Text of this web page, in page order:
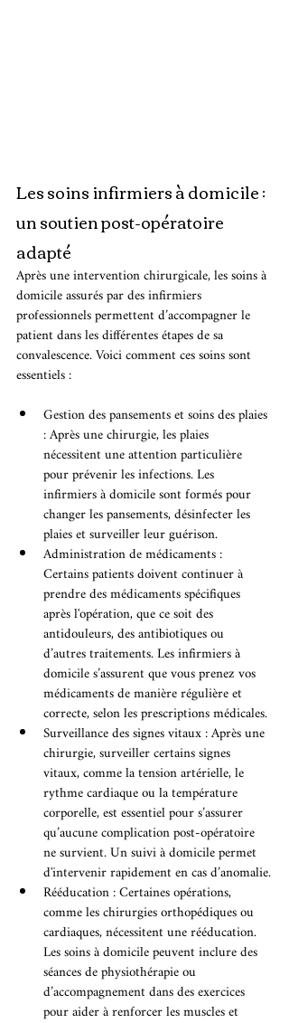
Les soins infirmiers à domicile :
un soutien post-opératoire
adapté
Après une intervention chirurgicale, les soins à
domicile assurés par des infirmiers
professionnels permettent d’accompagner le
patient dans les différentes étapes de sa
convalescence. Voici comment ces soins sont
essentiels :
Gestion des pansements et soins des plaies
: Après une chirurgie, les plaies
nécessitent une attention particulière
pour prévenir les infections. Les
infirmiers à domicile sont formés pour
changer les pansements, désinfecter les
plaies et surveiller leur guérison.
Administration de médicaments :
Certains patients doivent continuer à
prendre des médicaments spécifiques
après l'opération, que ce soit des
antidouleurs, des antibiotiques ou
d’autres traitements. Les infirmiers à
domicile s’assurent que vous prenez vos
médicaments de manière régulière et
correcte, selon les prescriptions médicales.
Surveillance des signes vitaux : Après une
chirurgie, surveiller certains signes
vitaux, comme la tension artérielle, le
rythme cardiaque ou la température
corporelle, est essentiel pour s’assurer
qu’aucune complication post-opératoire
ne survient. Un suivi à domicile permet
d'intervenir rapidement en cas d’anomalie.
Rééducation : Certaines opérations,
comme les chirurgies orthopédiques ou
cardiaques, nécessitent une rééducation.
Les soins à domicile peuvent inclure des
séances de physiothérapie ou
d’accompagnement dans des exercices
pour aider à renforcer les muscles et